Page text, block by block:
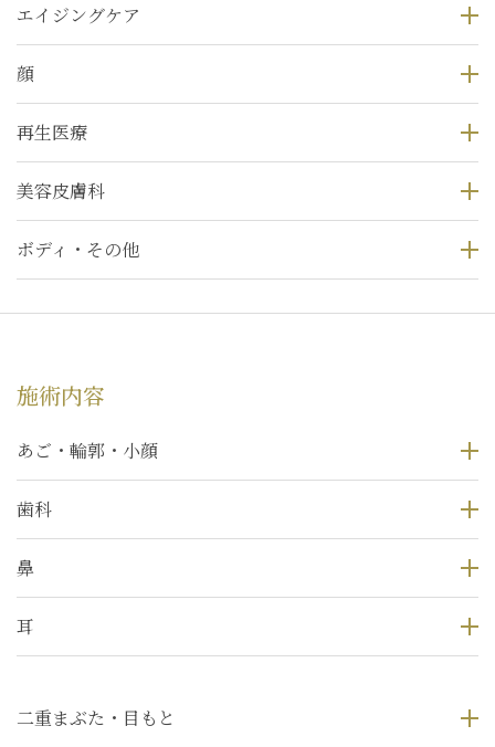
エイジングケア
顔
再生医療
美容皮膚科
ボディ・その他
施術内容
あご・輪郭・小顔
歯科
鼻
耳
二重まぶた・目もと